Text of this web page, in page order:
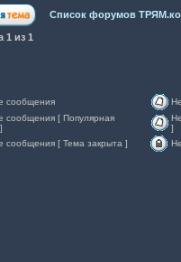
Список форумов
1 из 1
сообщения
сообщения [ Популярная
]
сообщения [ Тема закрыта ]